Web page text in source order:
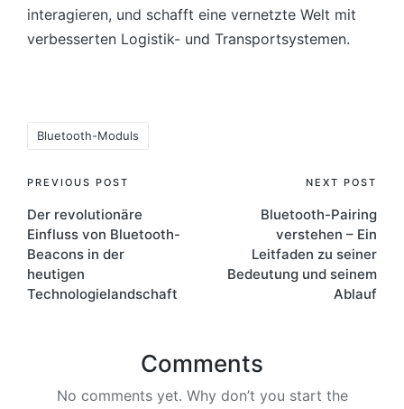
interagieren, und schafft eine vernetzte Welt mit
verbesserten Logistik- und Transportsystemen.
Bluetooth-Moduls
Post
navigation
PREVIOUS POST
Der revolutionäre
Einfluss von Bluetooth-
Beacons in der
heutigen
Technologielandschaft
NEXT POST
Bluetooth-Pairing
verstehen – Ein
Leitfaden zu seiner
Bedeutung und seinem
Ablauf
Comments
No comments yet. Why don’t you start the